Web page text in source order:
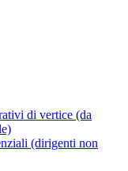
di vertice (da
(dirigenti non